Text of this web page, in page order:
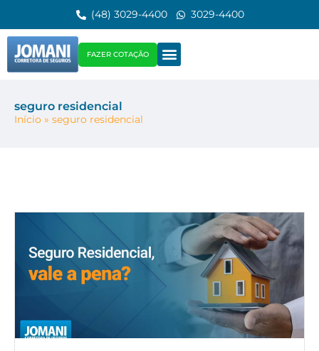
(48) 3029-4400 3029-4400
FAZER COTAÇÃO
seguro residencial
Início » seguro residencial